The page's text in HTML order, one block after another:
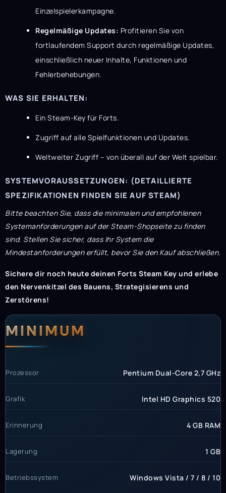
Einzelspielerkampagne.
Regelmäßige Updates: Profitieren Sie von
fortlaufendem Support durch regelmäßige Updates,
einschließlich neuer Inhalte, Funktionen und
Fehlerbehebungen.
WAS SIE ERHALTEN:
Ein Steam-Key für Forts.
Zugriff auf alle Spielfunktionen und Updates.
Weltweiter Zugriff – von überall auf der Welt spielbar.
SYSTEMVORAUSSETZUNGEN: (DETAILLIERTE
SPEZIFIKATIONEN FINDEN SIE AUF STEAM)
Bitte beachten Sie, dass die minimalen und empfohlenen
Systemanforderungen auf der Steam-Shopseite zu finden
sind. Stellen Sie sicher, dass Ihr System die
Mindestanforderungen erfüllt, bevor Sie den Kauf abschließen.
Sichere dir noch heute deinen Forts Steam Key und erlebe
den Nervenkitzel des Bauens, Strategisierens und
Zerstörens!
MINIMUM
Prozessor Pentium Dual-Core 2,7 GHz
Grafik Intel HD Graphics 520
Erinnerung 4 GB RAM
Lagerung 1 GB
Betriebssystem Windows Vista / 7 / 8 / 10